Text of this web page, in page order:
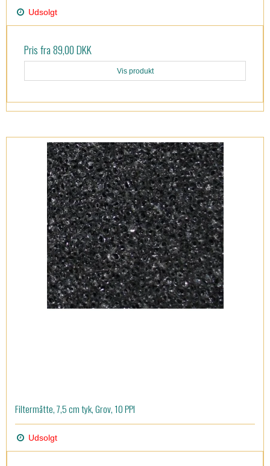
Udsolgt
Pris fra89,00 DKK
Vis produkt
Filtermåtte, 7,5 cm tyk, Grov, 10 PPI
Udsolgt